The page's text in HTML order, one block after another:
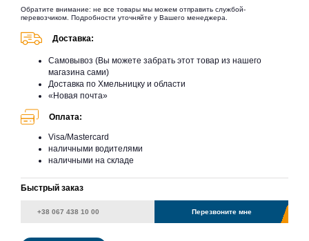
Обратите внимание: не все товары мы можем отправить службой-
перевозчиком. Подробности уточняйте у Вашего менеджера.
Доставка:
Самовывоз (Вы можете забрать этот товар из нашего
магазина сами)
Доставка по Хмельницку и области
«Новая почта»
Оплата:
Visa/Mastercard
наличными водителями
наличными на складе
Быстрый заказ
Перезвоните мне